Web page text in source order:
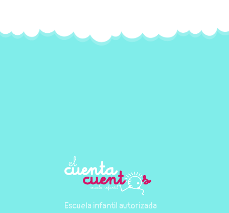
Escuela infantil autorizada